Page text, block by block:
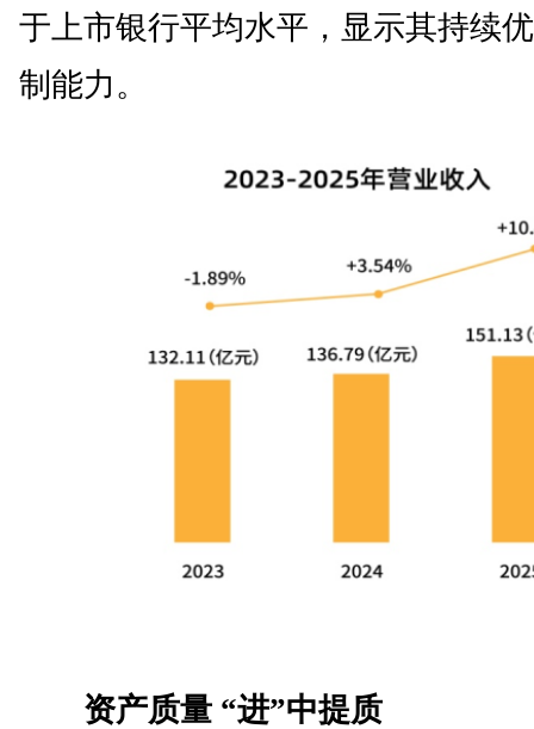
于上市银行平均水平，显示其持续
制能力。
资产质量 “进”中提质